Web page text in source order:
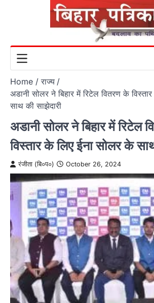
Home
राज्य
अडानी सोलर ने बिहार में रिटेल वितरण के
साथ की साझेदारी
अडानी सोलर ने बिहार में रिटेल
विस्तार के लिए ईना सोलर के
रंजीता (बि०प०) October 26, 2024